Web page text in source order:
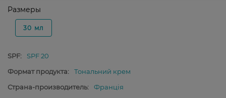
Размеры
30 мл
SPF:
SPF 20
Формат продукта:
Тональний крем
Страна-производитель:
Франція